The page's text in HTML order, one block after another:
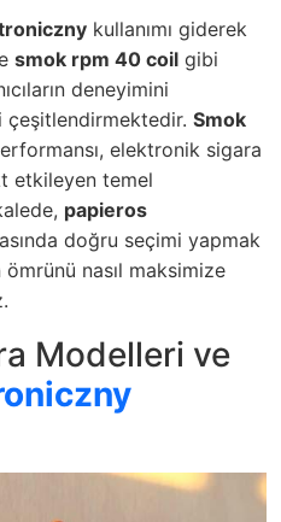
kullanımı giderek
smok rpm 40 coil gibi
deneyimini
çeşitlendirmektedir. Smok
elektronik sigara
etkileyen temel
papieros
doğru seçimi yapmak
nasıl maksimize
Modelleri ve